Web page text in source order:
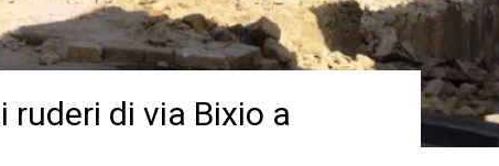
ruderi di via Bixio a